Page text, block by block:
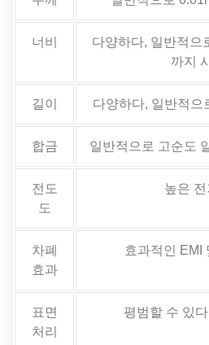
너비
다양하다, 일반적으
까지
길이 다양하다, 일반적으
합금 일반적으로 고순도
전도
도
높은
차폐
효과
효과적인 EMI
표면
처리
평범할 수 있